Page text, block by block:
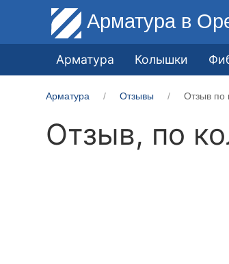
Арматура в
Арматура Колышки
Арматура Отзывы Отзыв по
Отзыв, по